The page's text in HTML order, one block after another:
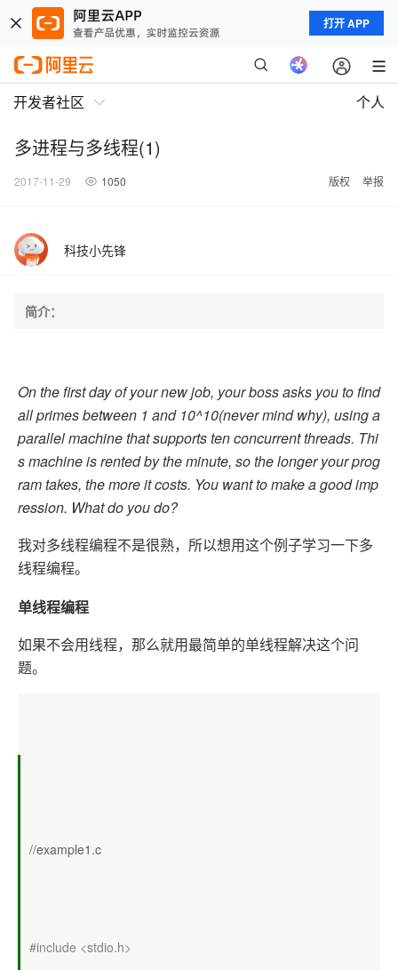
打开 APP
开发者社区 个人
多进程与多线程(1)
2017-11-29 1050 版权 举报
科技小先锋
简介：
On the first day of your new job, your boss asks you to find
all primes between 1 and 10^10(never mind why), using a
parallel machine that supports ten concurrentthreads. Thi
s machine is rented by the minute, so the longer your prog
ramtakes, the more it costs. You want to make a good imp
ression. What do you do?
我对多线程编程不是很熟，所以想用这个例子学习一下多
线程编程。
单线程编程
如果不会用线程，那么就用最简单的单线程解决这个问
题。
//example1.c
#include <stdio.h>